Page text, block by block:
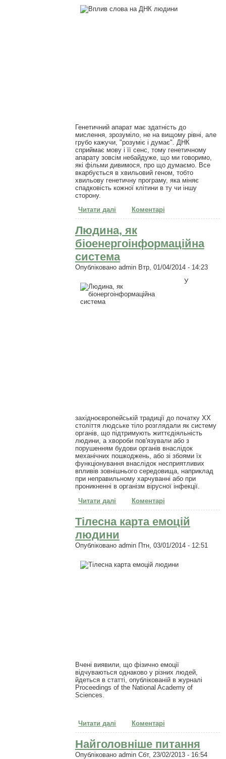
Генетичний апарат має здатність до
мислення, зрозуміло, не на вищому рівні, але
грубо кажучи, "розуміє і думає". ДНК
сприймає мову і її сенс, тому генетичному
апарату зовсім небайдуже, що ми говоримо,
які фільми дивимося, про що думаємо. Все
вкарбується в хвильовий геном, тобто
хвильову генетичну програму, яка міняє
спадковість кожної клітини в ту чи іншу
сторону.
Читати далі про Вплив слова на ДНК людини
Коментарі
Людина, як
біоенергоінформаційна
система
Опубліковано adminВтр, 01/04/2014 - 14:23
У
західноєвропейській традиції до початку ХХ
століття людське тіло розглядали як систему
органів, що підтримують життєдіяльність
людини, а хвороби пов'язували або з
порушенням будови органів внаслідок
механічних пошкоджень, або зі збоями їх
функціонування внаслідок несприятливих
впливів зовнішнього середовища, наприклад
при неправильному харчуванні або при
проникненні в організм вірусної інфекції.
Читати далі про Людина, як
біоенергоінформаційна система
Коментарі
Тілесна карта емоцій
людини
Опубліковано adminПтн, 03/01/2014 - 12:51
Вчені виявили, що фізично емоції
відчуваються однаково у різних людей,
йдеться в статті, опублікованій в журналі
Proceedings of the National Academy of
Sciences.
Читати далі про Тілесна карта емоцій
людини
Коментарі
Найголовніше питання
Опубліковано adminСбт, 23/02/2013 - 16:54